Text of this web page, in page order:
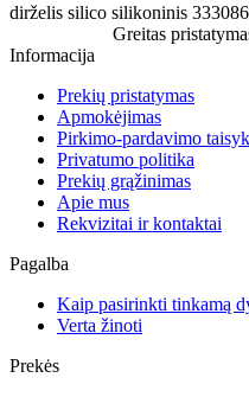
dirželis silico silikoninis 333086
Greitas
Informacija
Prekių pristatymas
Apmokėjimas
Pirkimo-pardavimo
Privatumo politika
Prekių grąžinimas
Apie mus
Rekvizitai ir kontaktai
Pagalba
Kaip pasirinkti tinkamą
Verta žinoti
Prekės